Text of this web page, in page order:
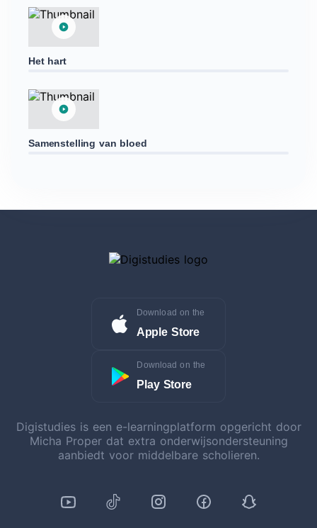
Het hart
Samenstelling van bloed
Download on the
Apple Store
Download on the
Play Store
Digistudies is een e-learningplatform opgericht door
Micha Proper dat extra onderwijsondersteuning
aanbiedt voor middelbare scholieren.